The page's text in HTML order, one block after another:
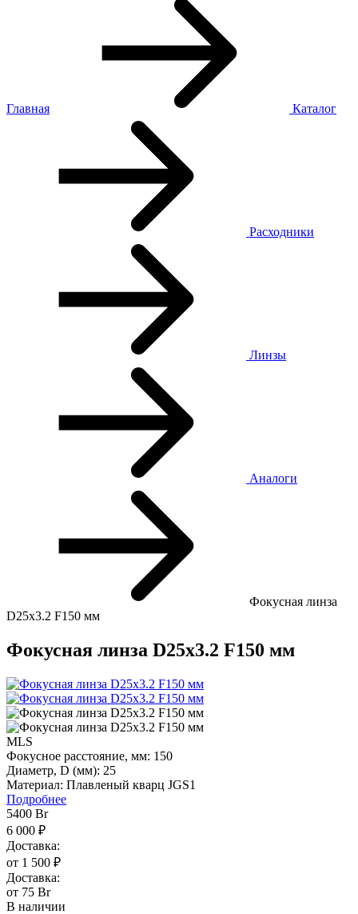
Главная Каталог
Расходники
Линзы
Аналоги
Фокусная линза
D25х3.2 F150 мм
Фокусная линза D25х3.2 F150 мм
MLS
Фокусное расстояние, мм: 150
Диаметр, D (мм): 25
Материал: Плавленый кварц JGS1
Подробнее
5400 Br
6 000 ₽
Доставка:
от 1 500 ₽
Доставка:
от 75 Br
В наличии